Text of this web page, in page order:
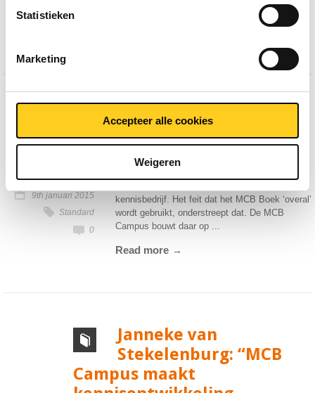
Statistieken
Marketing
Accepteer alle cookies
Weigeren
erts zit onder andere aluminiumoxide: Al2O3. ...
E-learning metaal:
“MCB Campus is
aandacht voor de klant”
9th januari 2015
Standard
0
kennisbedrijf. Het feit dat het MCB Boek ‘overal’
wordt gebruikt, onderstreept dat. De MCB
Campus bouwt daar op ...
Read more
Janneke van
Stekelenburg: “MCB
Campus maakt